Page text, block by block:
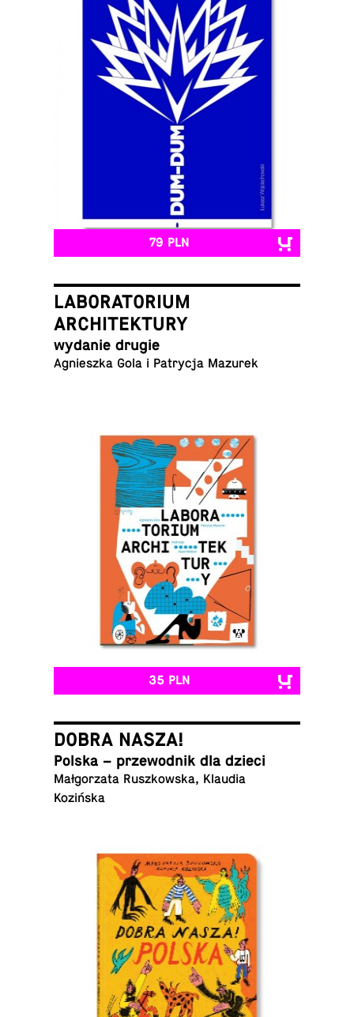
79 PLN
LABORATORIUM
ARCHITEKTURY
wydanie drugie
Agniesz­ka Gola i Pa­try­cja Mazurek
35 PLN
DOBRA NASZA!
Polska – prze­wod­nik dla dzieci
Mał­go­rza­ta Rusz­kow­ska, Klaudia
Kozińska